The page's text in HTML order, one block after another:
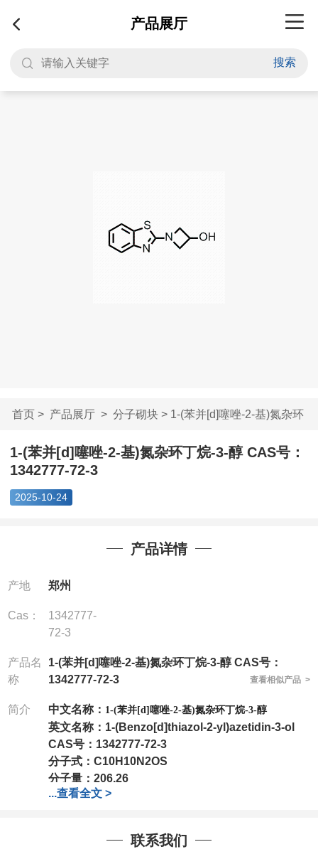
产品展厅
搜索
首页> 产品展厅> 分子砌块> 1-(苯并[d]噻唑-2-基)氮杂环
丁...
1-(苯并[d]噻唑-2-基)氮杂环丁烷-3-醇 CAS号：
1342777-72-3
2025-10-24
产品详情
产地 郑州
Cas：
1342777-
72-3
产品名
称
1-(苯并[d]噻唑-2-基)氮杂环丁烷-3-醇 CAS号：
1342777-72-3
查看相似产品 >
简介 中文名称： 1-(苯并[d]噻唑-2-基)氮杂环丁烷-3-醇
英文名称： 1-(Benzo[d]thiazol-2-yl)azetidin-3-ol
CAS号： 1342777-72-3
分子式： C10H10N2OS
分子量： 206.26
包装：1Mg ; 5Mg;10Mg ;100Mg;250Mg ;500Mg
作中有用到的试剂,欢迎前来询购
...查看全文 >
联系我们